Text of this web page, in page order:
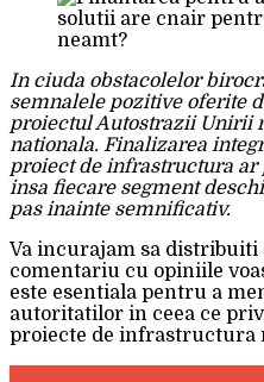
In ciuda obstacolelor
semnalele pozitive oferite
proiectul Autostrazii Unirii
nationala. Finalizarea
proiect de infrastructura
insa fiecare segment
pas inainte semnificativ.
Va incurajam sa distribuiti
comentariu cu opiniile
este esentiala pentru a
autoritatilor in ceea ce
proiecte de infrastructura